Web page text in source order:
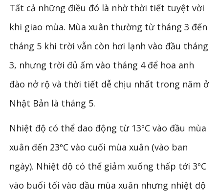
Tất cả những điều đó là nhờ thời tiết tuyệt vời
khi giao mùa. Mùa xuân thường từ tháng 3 đến
tháng 5 khi trời vẫn còn hơi lạnh vào đầu tháng
3, nhưng trời đủ ấm vào tháng 4 để hoa anh
đào nở rộ và thời tiết dễ chịu nhất trong năm ở
Nhật Bản là tháng 5.
Nhiệt độ có thể dao động từ 13ºC vào đầu mùa
xuân đến 23ºC vào cuối mùa xuân (vào ban
ngày). Nhiệt độ có thể giảm xuống thấp tới 3ºC
vào buổi tối vào đầu mùa xuân nhưng nhiệt độ